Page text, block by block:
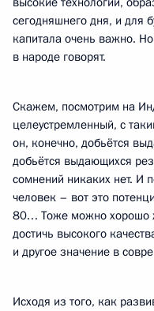
сегодняшнего дня, и для
капитала очень важно.
в народе говорят.
Скажем, посмотрим на
целеустремленный, с
он, конечно, добьётся
добьётся выдающихся
сомнений никаких нет. И
человек – вот это
80… Тоже можно хорошо
достичь высокого
и другое значение в
Исходя из того, как